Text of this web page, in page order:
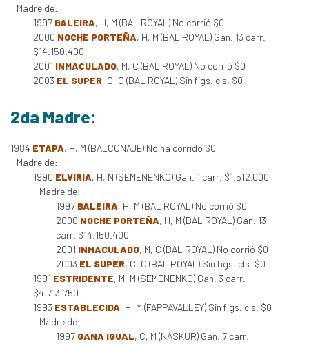
Madre de:
1997 BALEIRA, H, M (BAL ROYAL) No corrió $0
2000 NOCHE PORTEÑA, H, M (BAL ROYAL) Gan. 13 carr.
$14.150.400
2001 INMACULADO, M, C (BAL ROYAL) No corrió $0
2003 EL SUPER, C, C (BAL ROYAL) Sin figs. cls. $0
2da Madre:
1984 ETAPA, H, M (BALCONAJE) No ha corrido $0
Madre de:
1990 ELVIRIA, H, N (SEMENENKO) Gan. 1 carr. $1.512.000
Madre de:
1997 BALEIRA, H, M (BAL ROYAL) No corrió $0
2000 NOCHE PORTEÑA, H, M (BAL ROYAL) Gan. 13
carr. $14.150.400
2001 INMACULADO, M, C (BAL ROYAL) No corrió $0
2003 EL SUPER, C, C (BAL ROYAL) Sin figs. cls. $0
1991 ESTRIDENTE, M, M (SEMENENKO) Gan. 3 carr.
$4.713.750
1993 ESTABLECIDA, H, M (FAPPAVALLEY) Sin figs. cls. $0
Madre de:
1997 GANA IGUAL, C, M (NASKUR) Gan. 7 carr.